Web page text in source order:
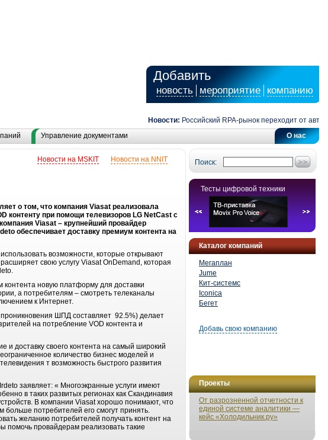
Добавить
новость мероприятие компанию
Новости: Российский RPA-рынок переходит от
О нас
Управление документами
Поиск:
Тесты цифровой техники
Каталог компаний
Мегаплан
Jume
Кит-системс
Iconica
Бегет
Добавь свою компанию
Проекты
От разрозненной отчетности к
единой системе аналитики —
кейс «Холодильник.ру»
Новости на NNIT
Новости на MSKIT
о том, что компания Viasat реализовала
при помощи телевизоров LG NetCast с
Viasat – крупнейший провайдер
обеспечивает доставку премиум контента на
возможности, которые открывают
свою услугу Viasat OnDemand, которая
новую платформу для доставки
а потребителям – смотреть телеканалы
к Интернет.
ШПД составляет 92.5%) делает
на потребление VOD контента и
и доставку своего контента на самый широкий
количество бизнес моделей и
т возможность быстрого развития
заявляет: « Многоэкранные услуги имеют
в таких развитых регионах как Скандинавия
В компании Viasat хорошо понимают, что
больше потребителей его смогут принять.
желанию потребителей получать контент на
помочь провайдерам реализовать такие